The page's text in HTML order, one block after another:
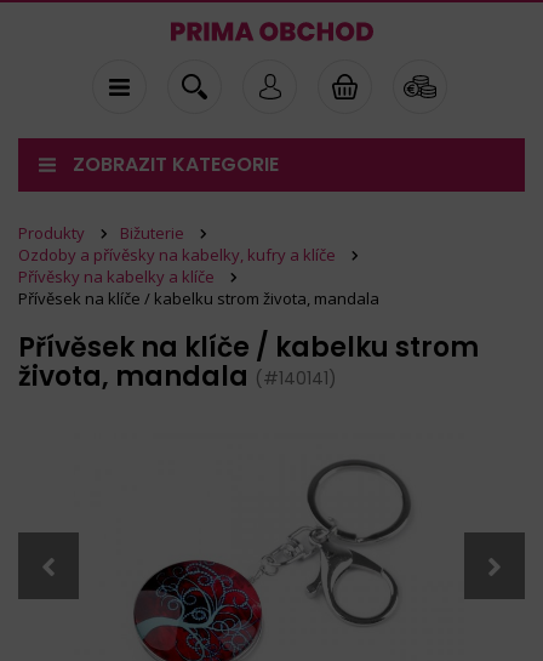
ZOBRAZIT KATEGORIE
Produkty
Bižuterie
Ozdoby a přívěsky na kabelky, kufry a klíče
Přívěsky na kabelky a klíče
Přívěsek na klíče / kabelku strom života, mandala
Přívěsek na klíče / kabelku strom
života, mandala (#140141)